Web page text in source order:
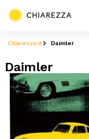
Chiarezza.it Daimler
Daimler